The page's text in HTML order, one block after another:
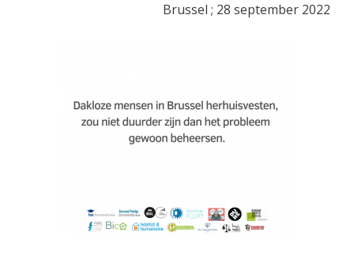
Brussel ; 28 september 2022